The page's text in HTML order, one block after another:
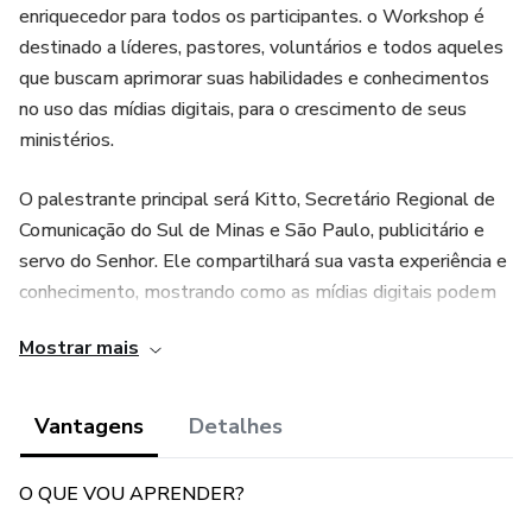
enriquecedor para todos os participantes. o Workshop é
destinado a líderes, pastores, voluntários e todos aqueles
que buscam aprimorar suas habilidades e conhecimentos
no uso das mídias digitais, para o crescimento de seus
ministérios.
O palestrante principal será Kitto, Secretário Regional de
Comunicação do Sul de Minas e São Paulo, publicitário e
servo do Senhor. Ele compartilhará sua vasta experiência e
conhecimento, mostrando como as mídias digitais podem
atual.
Este evento não é apenas para líderes ou voluntários da
comunicação, mas sim algo voltado para TODOS que
entender como planejar, criar e usar as mídias digitais para
Mostrar mais
Vantagens Detalhes
O QUE VOU APRENDER?